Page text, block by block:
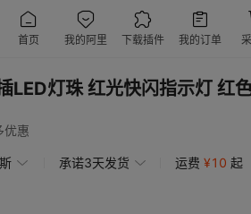
LED灯珠 红光快闪指示灯 红
优惠
承诺3天发货 运费 ¥10 起